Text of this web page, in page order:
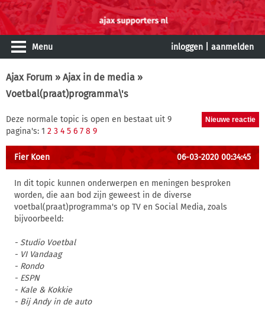
Menu inloggen aanmelden
Ajax Forum » Ajax in de media »
Voetbal(praat)programma\'s
Deze normale topic is open en bestaat uit 9
pagina's: 1 2 3 4 5 6 7 8 9
Fier Koen 06-03-2020 00:34:45
In dit topic kunnen onderwerpen en meningen besproken
worden, die aan bod zijn geweest in de diverse
voetbal(praat)programma's op TV en Social Media, zoals
bijvoorbeeld:
- Studio Voetbal
- VI Vandaag
- Rondo
- ESPN
- Kale & Kokkie
- Bij Andy in de auto